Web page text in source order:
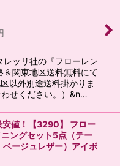
レッリ社の『フローレン
＆関東地区送料無料にて
以外別途送料掛かりま
せください。）&n…
値！【3290】 フロー
ングセット5点（テー
ージュレザー）アイボ